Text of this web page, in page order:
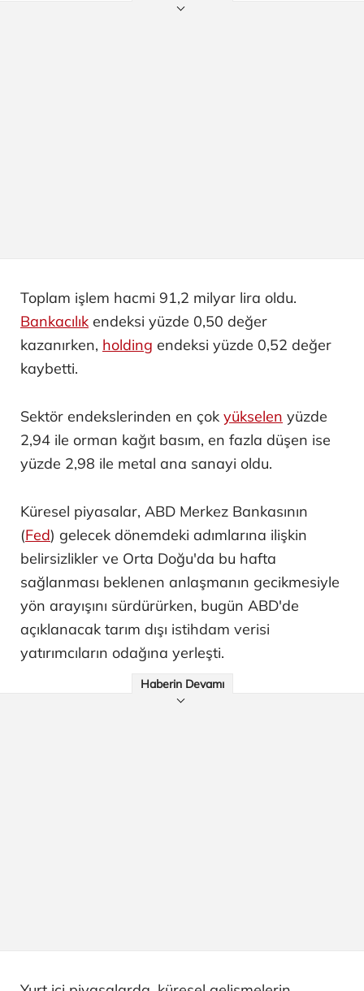
Toplam işlem hacmi 91,2 milyar lira oldu.
Bankacılık endeksi yüzde 0,50 değer
kazanırken, holding endeksi yüzde 0,52 değer
kaybetti.
Sektör endekslerinden en çok yükselen yüzde
2,94 ile orman kağıt basım, en fazla düşen ise
yüzde 2,98 ile metal ana sanayi oldu.
Küresel piyasalar, ABD Merkez Bankasının
(Fed) gelecek dönemdeki adımlarına ilişkin
belirsizlikler ve Orta Doğu'da bu hafta
sağlanması beklenen anlaşmanın gecikmesiyle
yön arayışını sürdürürken, bugün ABD'de
açıklanacak tarım dışı istihdam verisi
yatırımcıların odağına yerleşti.
Haberin Devamı